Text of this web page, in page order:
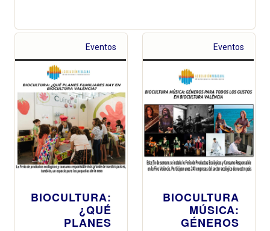
Eventos
BIOCULTURA:
¿QUÉ
PLANES
Eventos
BIOCULTURA
MÚSICA:
GÉNEROS